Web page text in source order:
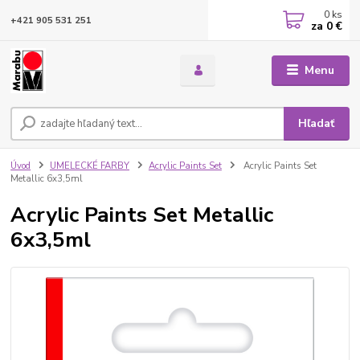
Menu
Hľadať
+421 905 531 251 0 ks
za 0 €
Úvod UMELECKÉ FARBY Acrylic Paints Set
Acrylic Paints Set
Metallic 6x3,5ml
Acrylic Paints Set Metallic
6x3,5ml